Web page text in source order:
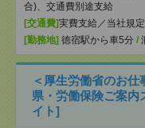
合)、交通費別途支給
[交通費]実費支給／当社規定
[勤務地] 徳宿駅から車5分 /
＜厚生労働省のお
県・労働保険ご案内
イト]